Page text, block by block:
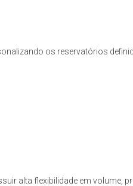
os reservatórios
alta flexibilidade em volume,